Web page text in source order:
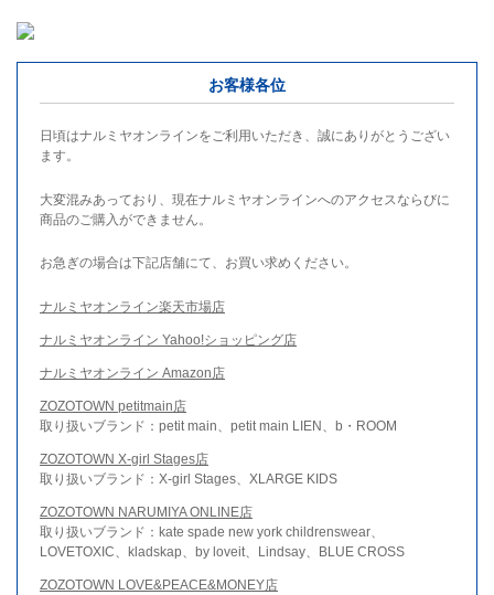
お客様各位
日頃はナルミヤオンラインをご利用いただき、誠にありがとうござい
ます。
大変混みあっており、現在ナルミヤオンラインへのアクセスならびに
商品のご購入ができません。
お急ぎの場合は下記店舗にて、お買い求めください。
ナルミヤオンライン楽天市場店
ナルミヤオンライン Yahoo!ショッピング店
ナルミヤオンライン Amazon店
ZOZOTOWN petitmain店
取り扱いブランド：petit main、petit main LIEN、b・ROOM
ZOZOTOWN X-girl Stages店
取り扱いブランド：X-girl Stages、XLARGE KIDS
ZOZOTOWN NARUMIYA ONLINE店
取り扱いブランド：kate spade new york childrenswear、
LOVETOXIC、kladskap、by loveit、Lindsay、BLUE CROSS
ZOZOTOWN LOVE&PEACE&MONEY店